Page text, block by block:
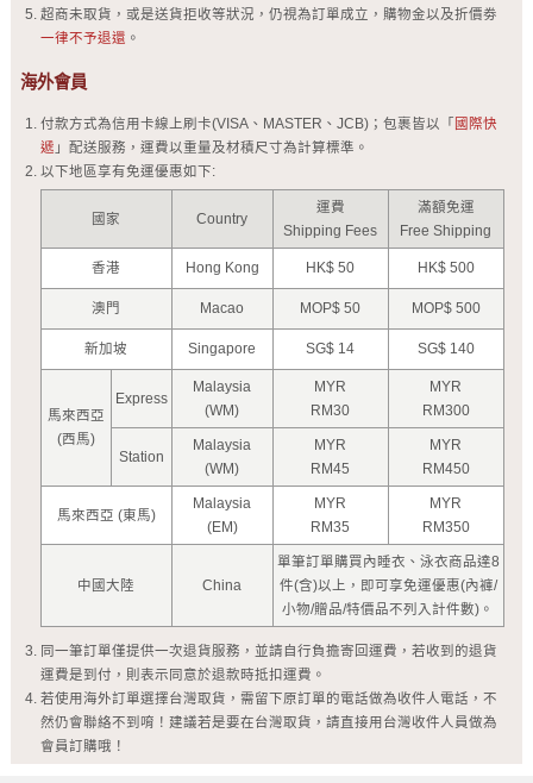
超商未取貨，或是送貨拒收等狀況，仍視為訂單成立，購物金以及折價劵
一律不予退還 。
海外會員
付款方式為信用卡線上刷卡(VISA、MASTER、JCB)；包裹皆以「 國際快
遞 」配送服務，運費以重量及材積尺寸為計算標準。
以下地區享有免運優惠如下:
國家 Country
運費
Shipping Fees
滿額免運
Free Shipping
香港 Hong Kong HK$ 50 HK$ 500
澳門 Macao MOP$ 50 MOP$ 500
新加坡 Singapore SG$ 14 SG$ 140
馬來西亞
(西馬)
Express
Malaysia
(WM)
MYR
RM30
MYR
RM300
Station
Malaysia
(WM)
MYR
RM45
MYR
RM450
馬來西亞 (東馬)
Malaysia
(EM)
MYR
RM35
MYR
RM350
中國大陸 China
單筆訂單購買內睡衣、泳衣商品達8
件(含)以上，即可享免運優惠(內褲/
小物/贈品/特價品不列入計件數)。
同一筆訂單僅提供一次退貨服務，並請自行負擔寄回運費，若收到的退貨
運費是到付，則表示同意於退款時抵扣運費。
若使用海外訂單選擇台灣取貨，需留下原訂單的電話做為收件人電話，不
然仍會聯絡不到唷！建議若是要在台灣取貨，請直接用台灣收件人員做為
會員訂購哦！